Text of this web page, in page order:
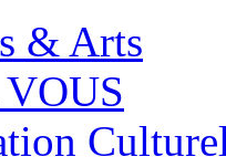
& Arts